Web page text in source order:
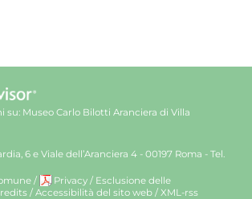
su: Museo Carlo Bilotti Aranciera di Villa
6 e Viale dell’Aranciera 4 - 00197 Roma - Tel.
/ Privacy / Esclusione delle
/ Accessibilità del sito web / XML-rss